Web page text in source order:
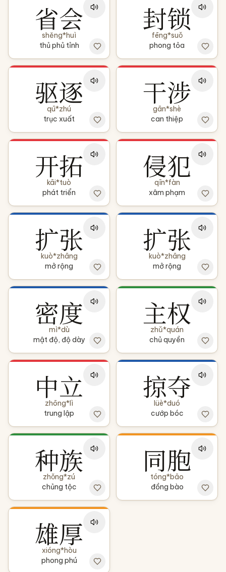
省会
shěng*huì
thủ phủ tỉnh
封锁
fēng*suǒ
phong tỏa
驱逐
qū*zhú
trục xuất
干涉
gān*shè
can thiệp
开拓
kāi*tuò
phát triển
侵犯
qīn*fàn
xâm phạm
扩张
kuò*zhāng
mở rộng
扩张
kuò*zhāng
mở rộng
密度
mì*dù
mật độ, độ dày
主权
zhǔ*quán
chủ quyền
中立
zhōng*lì
trung lập
掠夺
lüè*duó
cướp bóc
种族
zhǒng*zú
chủng tộc
同胞
tóng*bāo
đồng bào
雄厚
xióng*hòu
phong phú